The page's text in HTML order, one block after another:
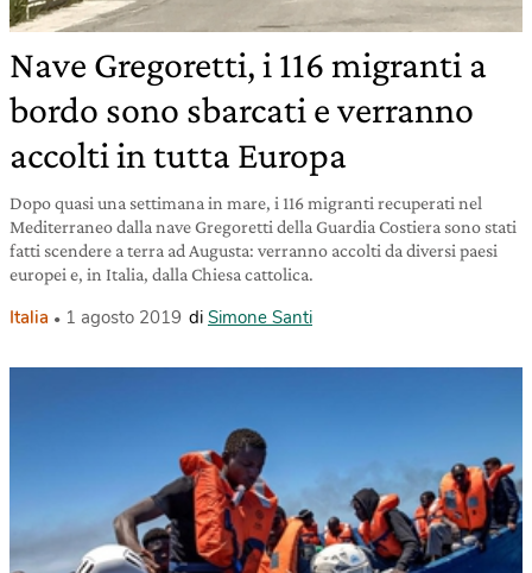
Nave Gregoretti, i 116 migranti a
bordo sono sbarcati e verranno
accolti in tutta Europa
Dopo quasi una settimana in mare, i 116 migranti recuperati nel
Mediterraneo dalla nave Gregoretti della Guardia Costiera sono stati
fatti scendere a terra ad Augusta: verranno accolti da diversi paesi
europei e, in Italia, dalla Chiesa cattolica.
Italia 1 agosto 2019 di Simone Santi